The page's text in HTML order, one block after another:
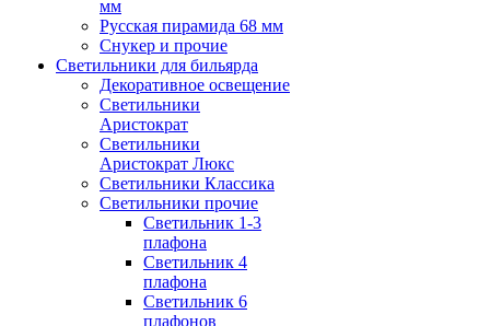
мм
Русская пирамида 68 мм
Снукер и прочие
Светильники для бильярда
Декоративное освещение
Светильники
Аристократ
Светильники
Аристократ Люкс
Светильники Классика
Светильники прочие
Светильник 1-3
плафона
Светильник 4
плафона
Светильник 6
плафонов